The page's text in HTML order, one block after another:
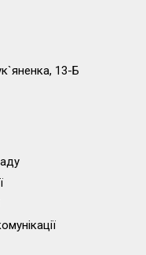
13-Б